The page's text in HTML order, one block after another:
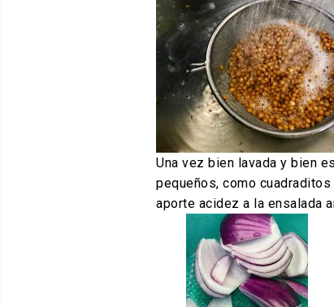
Una vez bien lavada y bien
pequeños, como
aporte acidez a la ensalada